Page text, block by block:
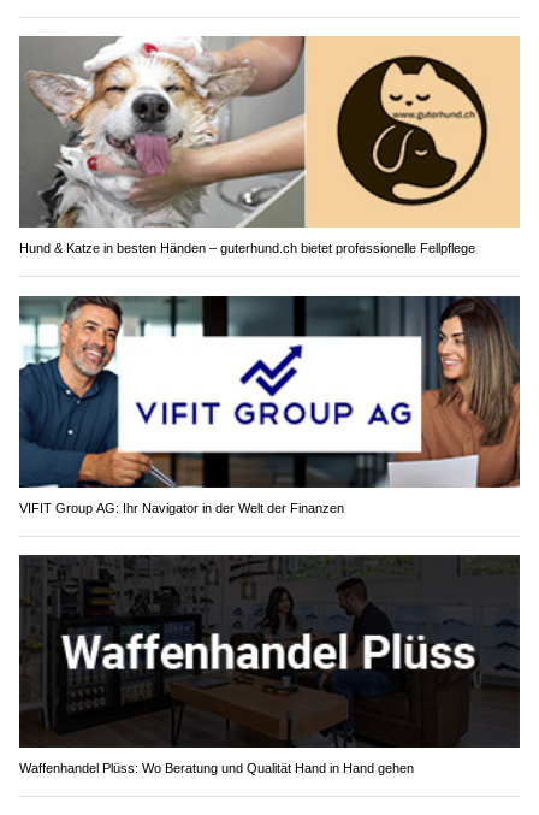
Hund & Katze in besten Händen – guterhund.ch bietet professionelle Fellpflege
VIFIT Group AG: Ihr Navigator in der Welt der Finanzen
Waffenhandel Plüss: Wo Beratung und Qualität Hand in Hand gehen